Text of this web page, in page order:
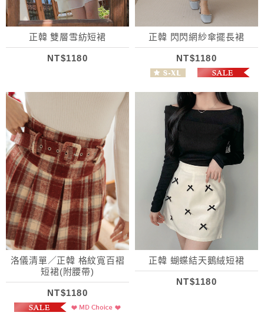
正韓 雙層雪紡短裙
NT$1180
正韓 閃閃網紗傘擺長裙
NT$1180
洛儀清單／正韓 格紋寬百褶
短裙(附腰帶)
NT$1180
正韓 蝴蝶結天鵝絨短裙
NT$1180